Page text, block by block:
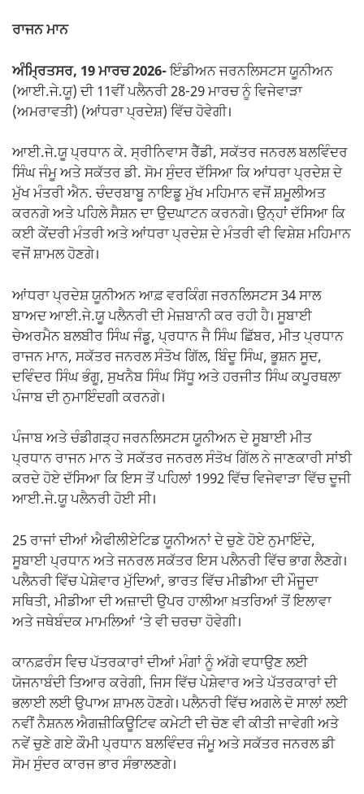
ਰਾਜਨ ਮਾਨ
ਅੰਮ੍ਰਿਤਸਰ, 19 ਮਾਰਚ 2026-ਇੰਡੀਅਨ ਜਰਨਲਿਸਟਸ ਯੂਨੀਅਨ
(ਆਈ.ਜੇ.ਯੂ) ਦੀ 11ਵੀਂ ਪਲੈਨਰੀ 28-29 ਮਾਰਚ ਨੂੰ ਵਿਜੇਵਾੜਾ
(ਅਮਰਾਵਤੀ) (ਆਂਧਰਾ ਪ੍ਰਦੇਸ਼) ਵਿੱਚ ਹੋਵੇਗੀ।
ਆਈ.ਜੇ.ਯੂ ਪ੍ਰਧਾਨ ਕੇ. ਸ੍ਰੀਨਿਵਾਸ ਰੈੱਡੀ, ਸਕੱਤਰ ਜਨਰਲ ਬਲਵਿੰਦਰ
ਸਿੰਘ ਜੰਮੂ ਅਤੇ ਸਕੱਤਰ ਡੀ. ਸੋਮ ਸੁੰਦਰ ਦੱਸਿਆ ਕਿ ਆਂਧਰਾ ਪ੍ਰਦੇਸ਼ ਦੇ
ਮੁੱਖ ਮੰਤਰੀ ਐਨ. ਚੰਦਰਬਾਬੂ ਨਾਇਡੂ ਮੁੱਖ ਮਹਿਮਾਨ ਵਜੋਂ ਸ਼ਮੂਲੀਅਤ
ਕਰਨਗੇ ਅਤੇ ਪਹਿਲੇ ਸੈਸ਼ਨ ਦਾ ਉਦਘਾਟਨ ਕਰਨਗੇ। ਉਨ੍ਹਾਂ ਦੱਸਿਆ ਕਿ
ਕਈ ਕੇਂਦਰੀ ਮੰਤਰੀ ਅਤੇ ਆਂਧਰਾ ਪ੍ਰਦੇਸ਼ ਦੇ ਮੰਤਰੀ ਵੀ ਵਿਸ਼ੇਸ਼ ਮਹਿਮਾਨ
ਵਜੋਂ ਸ਼ਾਮਲ ਹੋਣਗੇ।
ਆਂਧਰਾ ਪ੍ਰਦੇਸ਼ ਯੂਨੀਅਨ ਆਫ਼ ਵਰਕਿੰਗ ਜਰਨਲਿਸਟਸ 34 ਸਾਲ
ਬਾਅਦ ਆਈ.ਜੇ.ਯੂ ਪਲੈਨਰੀ ਦੀ ਮੇਜ਼ਬਾਨੀ ਕਰ ਰਹੀ ਹੈ। ਸੂਬਾਈ
ਚੇਅਰਮੈਨ ਬਲਬੀਰ ਸਿੰਘ ਜੰਡੂ, ਪ੍ਰਧਾਨ ਜੈ ਸਿੰਘ ਛਿੱਬਰ, ਮੀਤ ਪ੍ਰਧਾਨ
ਰਾਜਨ ਮਾਨ, ਸਕੱਤਰ ਜਨਰਲ ਸੰਤੋਖ ਗਿੱਲ, ਬਿੰਦੂ ਸਿੰਘ, ਭੂਸ਼ਨ ਸੂਦ,
ਦਵਿੰਦਰ ਸਿੰਘ ਭੰਗੂ, ਸੁਖਨੈਬ ਸਿੰਘ ਸਿੱਧੂ ਅਤੇ ਹਰਜੀਤ ਸਿੰਘ ਕਪੂਰਥਲਾ
ਪੰਜਾਬ ਦੀ ਨੁਮਾਇੰਦਗੀ ਕਰਨਗੇ।
ਪੰਜਾਬ ਅਤੇ ਚੰਡੀਗੜ੍ਹ ਜਰਨਲਿਸਟਸ ਯੂਨੀਅਨ ਦੇ ਸੂਬਾਈ ਮੀਤ
ਪ੍ਰਧਾਨ ਰਾਜਨ ਮਾਨ ਤੇ ਸਕੱਤਰ ਜਨਰਲ ਸੰਤੋਖ ਗਿੱਲ ਨੇ ਜਾਣਕਾਰੀ ਸਾਂਝੀ
ਕਰਦੇ ਹੋਏ ਦੱਸਿਆ ਕਿ ਇਸ ਤੋਂ ਪਹਿਲਾਂ 1992 ਵਿੱਚ ਵਿਜੇਵਾੜਾ ਵਿੱਚ ਦੂਜੀ
ਆਈ.ਜੇ.ਯੂ ਪਲੈਨਰੀ ਹੋਈ ਸੀ।
25 ਰਾਜਾਂ ਦੀਆਂ ਐਫੀਲੀਏਟਿਡ ਯੂਨੀਅਨਾਂ ਦੇ ਚੁਣੇ ਹੋਏ ਨੁਮਾਇੰਦੇ,
ਸੂਬਾਈ ਪ੍ਰਧਾਨ ਅਤੇ ਜਨਰਲ ਸਕੱਤਰ ਇਸ ਪਲੈਨਰੀ ਵਿੱਚ ਭਾਗ ਲੈਣਗੇ।
ਪਲੈਨਰੀ ਵਿੱਚ ਪੇਸ਼ੇਵਾਰ ਮੁੱਦਿਆਂ, ਭਾਰਤ ਵਿੱਚ ਮੀਡੀਆ ਦੀ ਮੌਜੂਦਾ
ਸਥਿਤੀ, ਮੀਡੀਆ ਦੀ ਅਜ਼ਾਦੀ ਉਪਰ ਹਾਲੀਆ ਖ਼ਤਰਿਆਂ ਤੋਂ ਇਲਾਵਾ
ਅਤੇ ਜਥੇਬੰਦਕ ਮਾਮਲਿਆਂ ‘ਤੇ ਵੀ ਚਰਚਾ ਹੋਵੇਗੀ।
ਕਾਨਫ਼ਰੰਸ ਵਿਚ ਪੱਤਰਕਾਰਾਂ ਦੀਆਂ ਮੰਗਾਂ ਨੂੰ ਅੱਗੇ ਵਧਾਉਣ ਲਈ
ਯੋਜਨਾਬੰਦੀ ਤਿਆਰ ਕਰੇਗੀ, ਜਿਸ ਵਿੱਚ ਪੇਸ਼ੇਵਾਰ ਅਤੇ ਪੱਤਰਕਾਰਾਂ ਦੀ
ਭਲਾਈ ਲਈ ਉਪਾਅ ਸ਼ਾਮਲ ਹੋਣਗੇ। ਪਲੈਨਰੀ ਵਿੱਚ ਅਗਲੇ ਦੋ ਸਾਲਾਂ ਲਈ
ਨਵੀਂ ਨੈਸ਼ਨਲ ਐਗਜ਼ੀਕਿਊਟਿਵ ਕਮੇਟੀ ਦੀ ਚੋਣ ਵੀ ਕੀਤੀ ਜਾਵੇਗੀ ਅਤੇ
ਨਵੇਂ ਚੁਣੇ ਗਏ ਕੌਮੀ ਪ੍ਰਧਾਨ ਬਲਵਿੰਦਰ ਜੰਮੂ ਅਤੇ ਸਕੱਤਰ ਜਨਰਲ ਡੀ
ਸੋਮ ਸੁੰਦਰ ਕਾਰਜ ਭਾਰ ਸੰਭਾਲਣਗੇ।